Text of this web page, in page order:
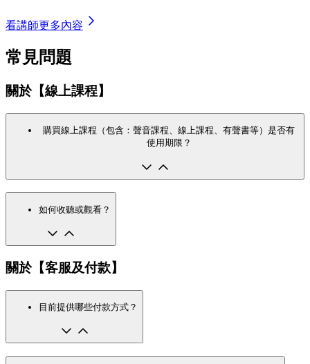
看講師更多內容
常見問題
關於【線上課程】
購買線上課程（包含：聲音課程、線上課程、有聲書等）是否有
使用期限？
如何收聽或觀看？
關於【客服及付款】
目前提供哪些付款方式？